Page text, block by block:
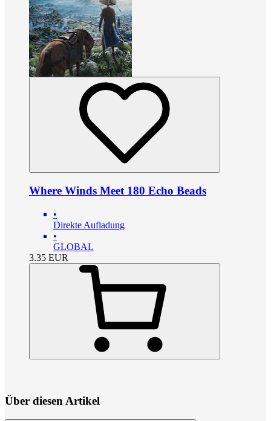
Where Winds Meet 180 Echo Beads
•
Direkte Aufladung
•
GLOBAL
3.35 EUR
Über diesen Artikel